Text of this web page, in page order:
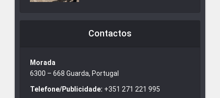
Contactos
Morada
6300 – 668 Guarda, Portugal
Telefone/Publicidade: +351 271 221 995